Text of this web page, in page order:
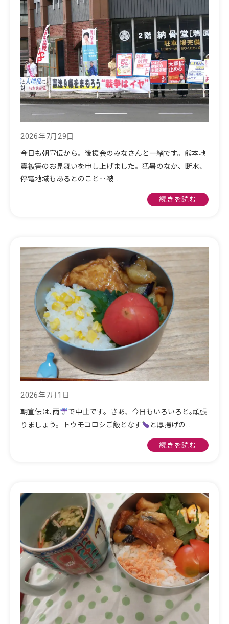
2026年7月29日
今日も朝宣伝から。後援会のみなさんと一緒です。熊本地
震被害のお見舞いを申し上げました。猛暑のなか、断水、
停電地域もあるとのこと‥被…
続きを読む
2026年7月1日
朝宣伝は､雨
で中止です。さあ、今日もいろいろと｡頑張
りましょう。トウモコロシご飯となす
と厚揚げの…
続きを読む